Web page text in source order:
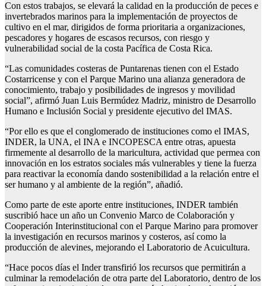
Con estos trabajos, se elevará la calidad en la producción de peces e
invertebrados marinos para la implementación de proyectos de
cultivo en el mar, dirigidos de forma prioritaria a organizaciones,
pescadores y hogares de escasos recursos, con riesgo y
vulnerabilidad social de la costa Pacífica de Costa Rica.
“Las comunidades costeras de Puntarenas tienen con el Estado
Costarricense y con el Parque Marino una alianza generadora de
conocimiento, trabajo y posibilidades de ingresos y movilidad
social”, afirmó Juan Luis Bermúdez Madriz, ministro de Desarrollo
Humano e Inclusión Social y presidente ejecutivo del IMAS.
“Por ello es que el conglomerado de instituciones como el IMAS,
INDER, la UNA, el INA e INCOPESCA entre otras, apuesta
firmemente al desarrollo de la maricultura, actividad que permea con
innovación en los estratos sociales más vulnerables y tiene la fuerza
para reactivar la economía dando sostenibilidad a la relación entre el
ser humano y al ambiente de la región”, añadió.
Como parte de este aporte entre instituciones, INDER también
suscribió hace un año un Convenio Marco de Colaboración y
Cooperación Interinstitucional con el Parque Marino para promover
la investigación en recursos marinos y costeros, así como la
producción de alevines, mejorando el Laboratorio de Acuicultura.
“Hace pocos días el Inder transfirió los recursos que permitirán a
culminar la remodelación de otra parte del Laboratorio, dentro de los